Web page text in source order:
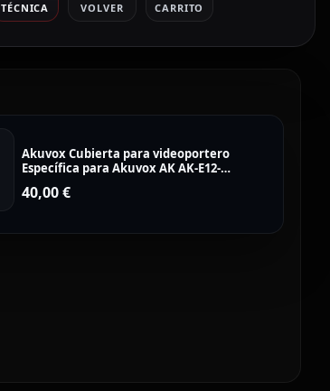
TÉCNICA
VOLVER
CARRITO
Akuvox Cubierta para videoportero
Específica para Akuvox AK AK-E12-
40,00€